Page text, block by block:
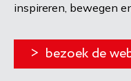
inspireren, bewegen
> bezoek de